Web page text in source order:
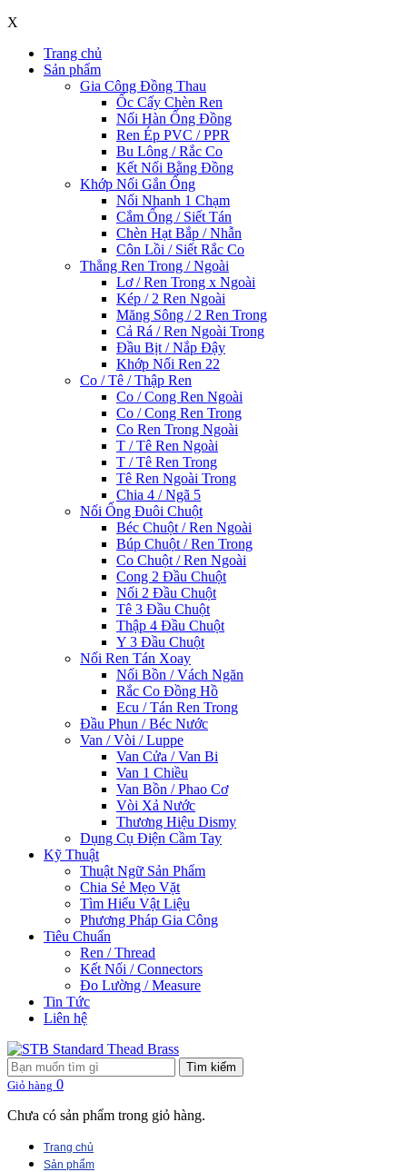
X
Trang chủ
Sản phẩm
Gia Công Đồng Thau
Ốc Cấy Chèn Ren
Nối Hàn Ống Đồng
Ren Ép PVC / PPR
Bu Lông / Rắc Co
Kết Nối Bằng Đồng
Khớp Nối Gắn Ống
Nối Nhanh 1 Chạm
Cắm Ống / Siết Tán
Chèn Hạt Bắp / Nhẫn
Côn Lồi / Siết Rắc Co
Thẳng Ren Trong / Ngoài
Lơ / Ren Trong x Ngoài
Kép / 2 Ren Ngoài
Măng Sông / 2 Ren Trong
Cả Rá / Ren Ngoài Trong
Đầu Bịt / Nắp Đậy
Khớp Nối Ren 22
Co / Tê / Thập Ren
Co / Cong Ren Ngoài
Co / Cong Ren Trong
Co Ren Trong Ngoài
T / Tê Ren Ngoài
T / Tê Ren Trong
Tê Ren Ngoài Trong
Chia 4 / Ngã 5
Nối Ống Đuôi Chuột
Béc Chuột / Ren Ngoài
Búp Chuột / Ren Trong
Co Chuột / Ren Ngoài
Cong 2 Đầu Chuột
Nối 2 Đầu Chuột
Tê 3 Đầu Chuột
Thập 4 Đầu Chuột
Y 3 Đầu Chuột
Nối Ren Tán Xoay
Nối Bồn / Vách Ngăn
Rắc Co Đồng Hồ
Ecu / Tán Ren Trong
Đầu Phun / Béc Nước
Van / Vòi / Luppe
Van Cửa / Van Bi
Van 1 Chiều
Van Bồn / Phao Cơ
Vòi Xả Nước
Thương Hiệu Dismy
Dụng Cụ Điện Cầm Tay
Kỹ Thuật
Thuật Ngữ Sản Phẩm
Chia Sẻ Mẹo Vặt
Tìm Hiểu Vật Liệu
Phương Pháp Gia Công
Tiêu Chuẩn
Ren / Thread
Kết Nối / Connectors
Đo Lường / Measure
Tin Tức
Liên hệ
Tìm kiếm
Giỏ hàng 0
Chưa có sản phẩm trong giỏ hàng.
Trang chủ
Sản phẩm